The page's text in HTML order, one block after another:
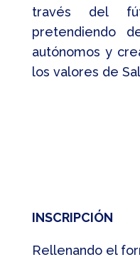
través del
pretendiendo
autónomos y
los valores de
INSCRIPCIÓN
Rellenando el